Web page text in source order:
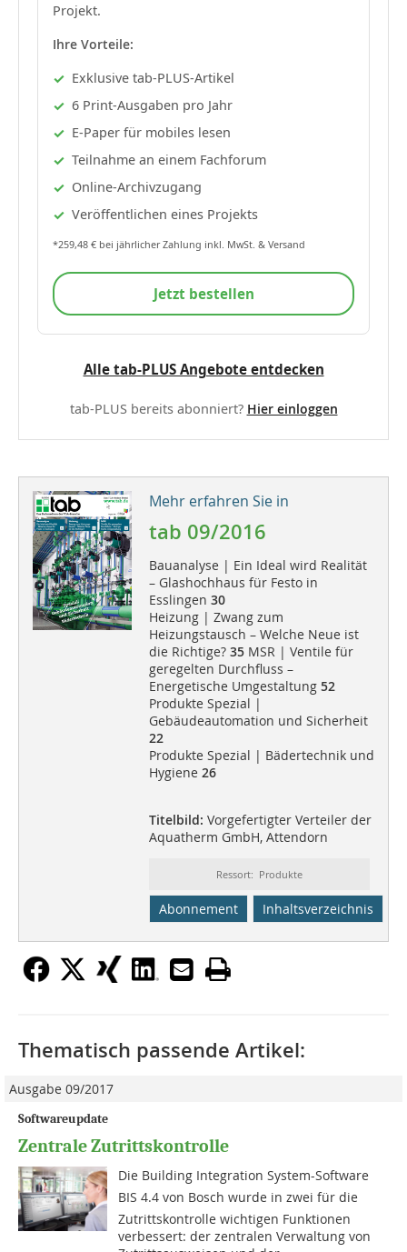
Projekt.
Ihre Vorteile:
Exklusive tab-PLUS-Artikel
6 Print-Ausgaben pro Jahr
E-Paper für mobiles lesen
Teilnahme an einem Fachforum
Online-Archivzugang
Veröffentlichen eines Projekts
*259,48 € bei jährlicher Zahlung inkl. MwSt. & Versand
Jetzt bestellen
Alle tab-PLUS Angebote entdecken
tab-PLUS bereits abonniert? Hier einloggen
Mehr erfahren Sie in
tab 09/2016
Bauanalyse | Ein Ideal wird Realität
– Glashochhaus für Festo in
Esslingen 30
Heizung | Zwang zum
Heizungstausch – Welche Neue ist
die Richtige? 35MSR | Ventile für
geregelten Durchfluss –
Energetische Umgestaltung 52
Produkte Spezial |
Gebäudeautomation und Sicherheit
22
Produkte Spezial | Bädertechnik und
Hygiene 26
Titelbild: Vorgefertigter Verteiler der
Aquatherm GmbH, Attendorn
Ressort: Produkte
Abonnement Inhaltsverzeichnis
Thematisch passende Artikel:
Ausgabe 09/2017
Softwareupdate
Zentrale Zutrittskontrolle
Die Building Integration System-Software
BIS 4.4 von Bosch wurde in zwei für die
Zutrittskontrolle wichtigen Funktionen
verbessert: der zentralen Verwaltung von